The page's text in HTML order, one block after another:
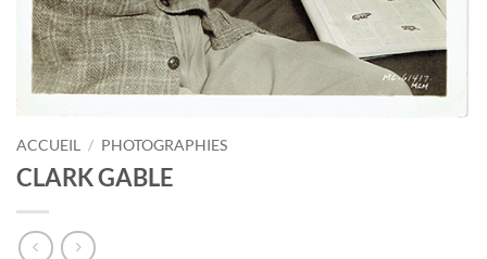
ACCUEIL / PHOTOGRAPHIES
CLARK GABLE